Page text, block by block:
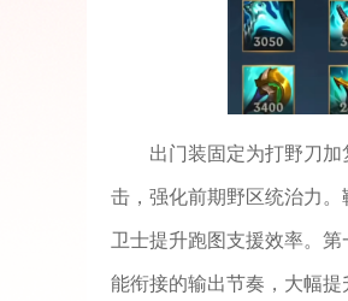
出门装固定为打野刀
击，强化前期野区统治力
卫士提升跑图支援效率。
能衔接的输出节奏，大幅提